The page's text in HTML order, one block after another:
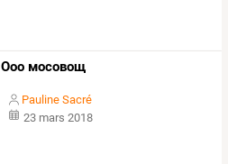
Ооо мосовощ
Pauline Sacré
23 mars 2018